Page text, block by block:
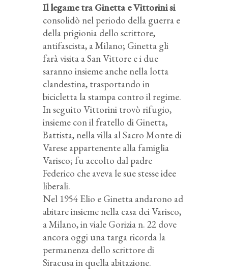
Il legame tra Ginetta e Vittorini si
consolidò nel periodo della guerra e
della prigionia dello scrittore,
antifascista, a Milano; Ginetta gli
farà visita a San Vittore e i due
saranno insieme anche nella lotta
clandestina, trasportando in
bicicletta la stampa contro il regime.
In seguito Vittorini trovò rifugio,
insieme con il fratello di Ginetta,
Battista, nella villa al Sacro Monte di
Varese appartenente alla famiglia
Varisco; fu accolto dal padre
Federico che aveva le sue stesse idee
liberali.
Nel 1954 Elio e Ginetta andarono ad
abitare insieme nella casa dei Varisco,
a Milano, in viale Gorizia n. 22 dove
ancora oggi una targa ricorda la
permanenza dello scrittore di
Siracusa in quella abitazione.